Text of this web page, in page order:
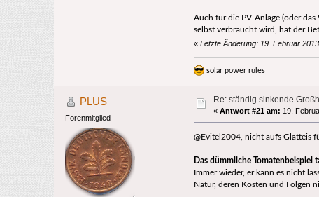
Auch für die PV-Anlage (oder
selbst verbraucht wird, hat der
« Letzte Änderung: 19. Februar
solar power rules
PLUS
Forenmitglied
Re: ständig sinkende
«Antwort #21 am: 19.
@Evitel2004, nicht aufs Glatteis
Das dümmliche Tomatenbeispiel
Immer wieder, er kann es nicht
Natur, deren Kosten und Folgen